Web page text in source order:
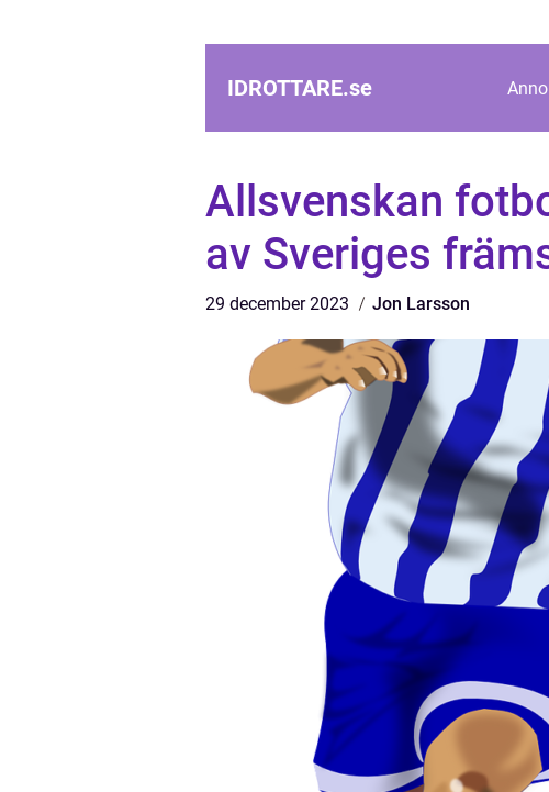
IDROTTARE.se
Allsvenskan
av Sveriges
29 december 2023 Jon Larsson